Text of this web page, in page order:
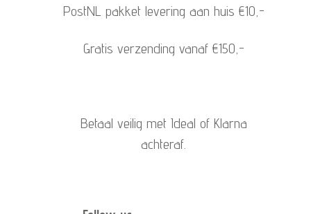
PostNL pakket levering aan huis €10,-
Gratis verzending vanaf €150,-
Betaal veilig met Ideal of Klarna
achteraf.